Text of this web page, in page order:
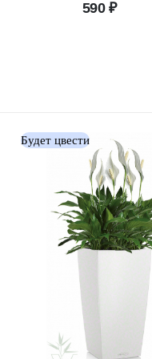
590₽
Будет цвести